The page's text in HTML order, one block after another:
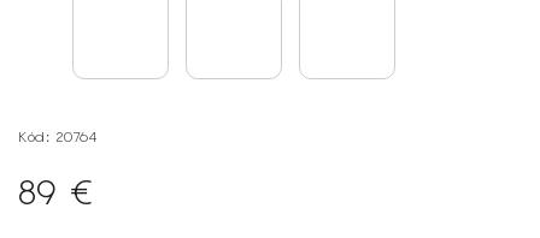
Kód: 20764
89 €